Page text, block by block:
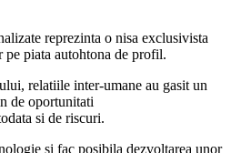
reprezinta o nisa exclusivista
pe piata autohtona de profil.
relatiile inter-umane au gasit un
de oportunitati
si de riscuri.
si fac posibila dezvoltarea unor